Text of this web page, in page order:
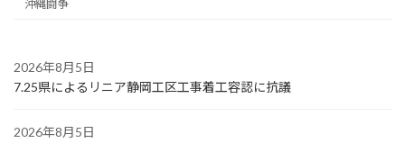
沖縄闘争
2026年8月5日
7.25県によるリニア静岡工区工事着工容認に抗議
2026年8月5日